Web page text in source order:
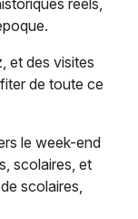
réels,
et des visites
de toute ce
le week-end
scolaires, et
scolaires,